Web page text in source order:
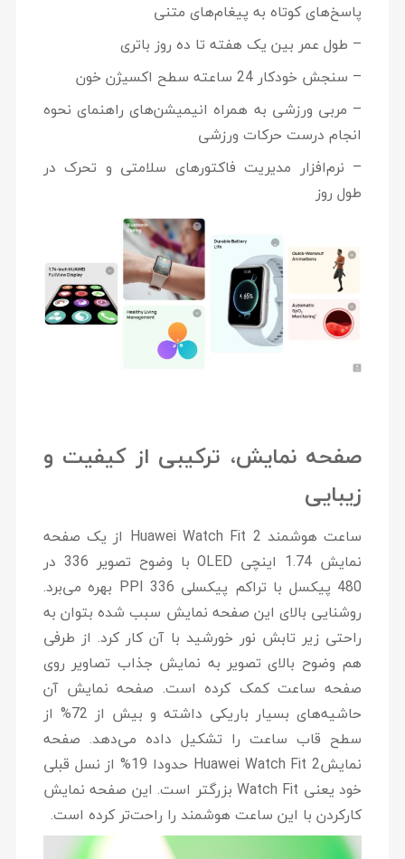
پاسخ‌های کوتاه به پیغام‌های متنی
– طول عمر بین یک هفته تا ده روز باتری
– سنجش خودکار 24 ساعته سطح اکسیژن خون
– مربی ورزشی به همراه انیمیشن‌های راهنمای نحوه
انجام درست حرکات ورزشی
– نرم‌افزار مدیریت فاکتورهای سلامتی و تحرک در
طول روز
صفحه نمایش، ترکیبی از کیفیت و
زیبایی
ساعت هوشمند Huawei Watch Fit 2 از یک صفحه
نمایش 1.74 اینچی OLED با وضوح تصویر 336 در
480 پیکسل با تراکم پیکسلی 336 PPI بهره می‌برد.
روشنایی بالای این صفحه نمایش سبب شده بتوان به
راحتی زیر تابش نور خورشید با آن کار کرد. از طرفی
هم وضوح بالای تصویر به نمایش جذاب تصاویر روی
صفحه ساعت کمک کرده است. صفحه نمایش آن
حاشیه‌های بسیار باریکی داشته و بیش از 72% از
سطح قاب ساعت را تشکیل داده می‌دهد. صفحه
نمایشHuawei Watch Fit 2 حدودا 19% از نسل قبلی
خود یعنی Watch Fit بزرگتر است. این صفحه نمایش
کارکردن با این ساعت هوشمند را راحت‌تر کرده است.
نمایشگر